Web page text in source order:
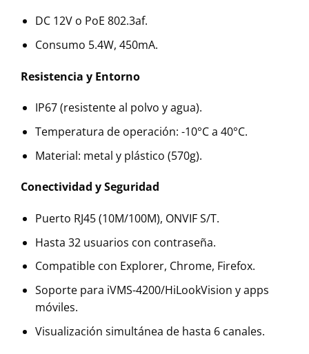
DC 12V o PoE 802.3af.
Consumo 5.4W, 450mA.
Resistencia y Entorno
IP67 (resistente al polvo y agua).
Temperatura de operación: -10°C a 40°C.
Material: metal y plástico (570g).
Conectividad y Seguridad
Puerto RJ45 (10M/100M), ONVIF S/T.
Hasta 32 usuarios con contraseña.
Compatible con Explorer, Chrome, Firefox.
Soporte para iVMS-4200/HiLookVision y apps
móviles.
Visualización simultánea de hasta 6 canales.